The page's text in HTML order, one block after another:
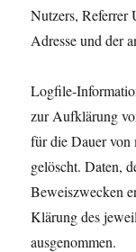
Nutzers, Referrer
Adresse und der
Logfile-
zur Aufklärung
für die Dauer von
gelöscht. Daten,
Beweiszwecken
Klärung des
ausgenommen.